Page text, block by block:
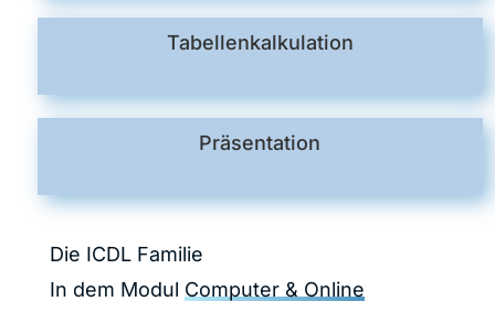
Tabellenkalkulation
Präsentation
Die ICDL Familie
In dem Modul Computer & Online